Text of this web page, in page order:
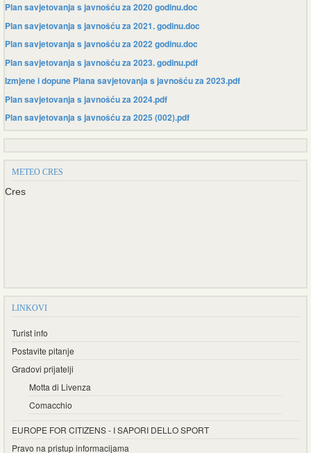
Plan savjetovanja s javnošću za 2020 godinu.doc
Plan savjetovanja s javnošću za 2021. godinu.doc
Plan savjetovanja s javnošću za 2022 godinu.doc
Plan savjetovanja s javnošću za 2023. godinu.pdf
Izmjene i dopune Plana savjetovanja s javnošću za 2023.pdf
Plan savjetovanja s javnošću za 2024.pdf
Plan savjetovanja s javnošću za 2025 (002).pdf
METEO CRES
Cres
LINKOVI
Turist info
Postavite pitanje
Gradovi prijatelji
Motta di Livenza
Comacchio
EUROPE FOR CITIZENS - I SAPORI DELLO SPORT
Pravo na pristup informacijama